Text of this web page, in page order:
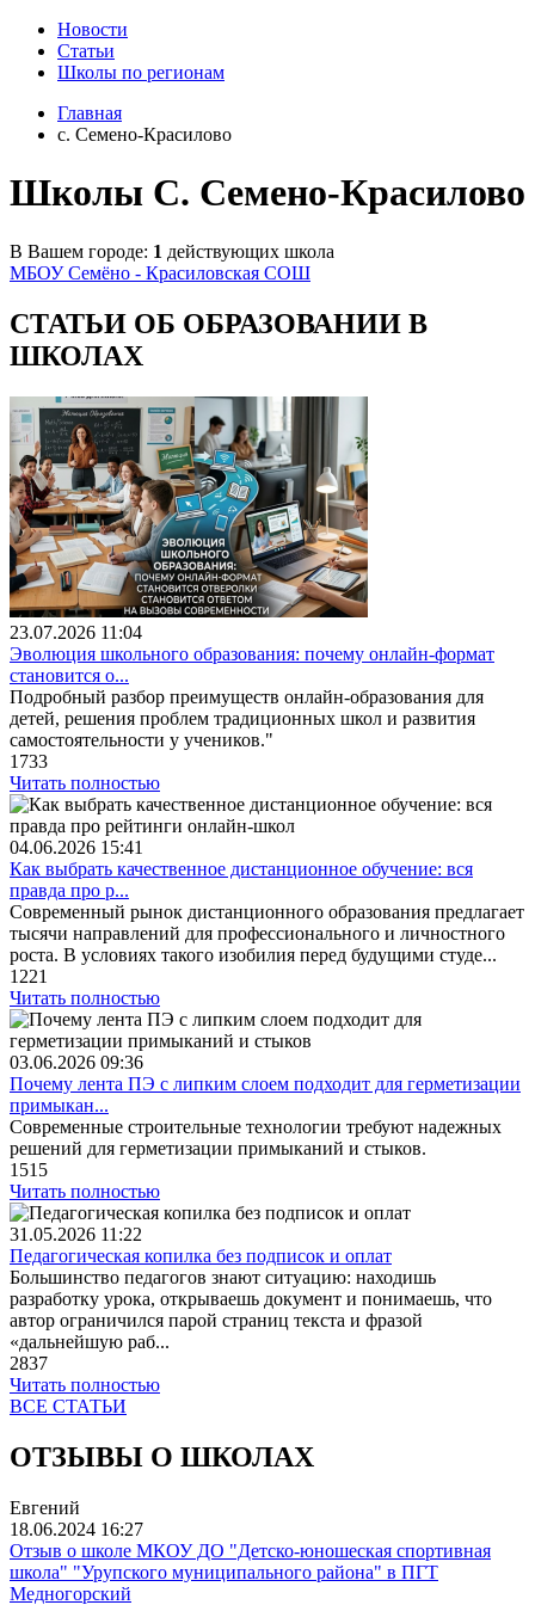
Новости
Статьи
Школы по регионам
Главная
c. Семено-Красилово
Школы C. Семено-Красилово
В Вашем городе: 1 действующих школа
МБОУ Семёно - Красиловская СОШ
СТАТЬИ ОБ ОБРАЗОВАНИИ В
ШКОЛАХ
23.07.2026 11:04
Эволюция школьного образования: почему онлайн-формат
становится о...
Подробный разбор преимуществ онлайн-образования для
детей, решения проблем традиционных школ и развития
самостоятельности у учеников."
1733
Читать полностью
04.06.2026 15:41
Как выбрать качественное дистанционное обучение: вся
правда про р...
Современный рынок дистанционного образования предлагает
тысячи направлений для профессионального и личностного
роста. В условиях такого изобилия перед будущими студе...
1221
Читать полностью
03.06.2026 09:36
Почему лента ПЭ с липким слоем подходит для герметизации
примыкан...
Современные строительные технологии требуют надежных
решений для герметизации примыканий и стыков.
1515
Читать полностью
31.05.2026 11:22
Педагогическая копилка без подписок и оплат
Большинство педагогов знают ситуацию: находишь
разработку урока, открываешь документ и понимаешь, что
автор ограничился парой страниц текста и фразой
«дальнейшую раб...
2837
Читать полностью
ВСЕ СТАТЬИ
ОТЗЫВЫ О ШКОЛАХ
Евгений
18.06.2024 16:27
Отзыв о школе МКОУ ДО "Детско-юношеская спортивная
школа" "Урупского муниципального района" в ПГТ
Медногорский